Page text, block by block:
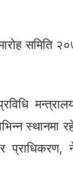
समिति
स्थानमा